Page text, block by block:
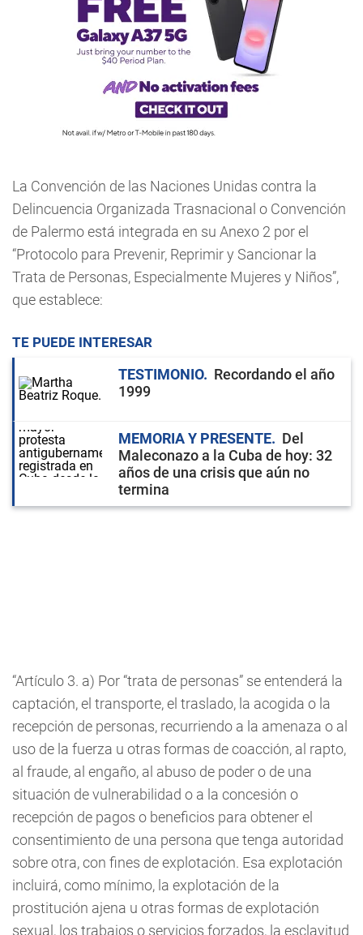
La Convención de las Naciones Unidas contra la
Delincuencia Organizada Trasnacional o Convención
de Palermo está integrada en su Anexo 2 por el
“Protocolo para Prevenir, Reprimir y Sancionar la
Trata de Personas, Especialmente Mujeres y Niños”,
que establece:
TE PUEDE INTERESAR
TESTIMONIO
Recordando el año
1999
MEMORIA Y PRESENTE
Del
Maleconazo a la Cuba de hoy: 32
años de una crisis que aún no
termina
“Artículo 3. a) Por “trata de personas” se entenderá la
captación, el transporte, el traslado, la acogida o la
recepción de personas, recurriendo a la amenaza o al
uso de la fuerza u otras formas de coacción, al rapto,
al fraude, al engaño, al abuso de poder o de una
situación de vulnerabilidad o a la concesión o
recepción de pagos o beneficios para obtener el
consentimiento de una persona que tenga autoridad
sobre otra, con fines de explotación. Esa explotación
incluirá, como mínimo, la explotación de la
prostitución ajena u otras formas de explotación
sexual, los trabajos o servicios forzados, la esclavitud